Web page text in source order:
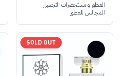
العطور و مستحضرات التجميل,
المجالس للعطور
SOLD OUT